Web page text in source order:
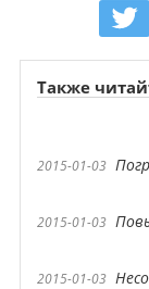
Также
2015-01-03
2015-01-03
2015-01-03